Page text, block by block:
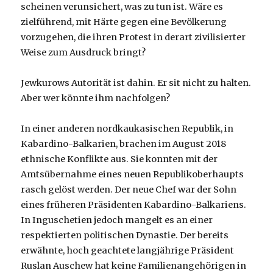
scheinen verunsichert, was zu tun ist. Wäre es
zielführend, mit Härte gegen eine Bevölkerung
vorzugehen, die ihren Protest in derart zivilisierter
Weise zum Ausdruck bringt?
Jewkurows Autorität ist dahin. Er sit nicht zu halten.
Aber wer könnte ihm nachfolgen?
In einer anderen nordkaukasischen Republik, in
Kabardino-Balkarien, brachen im August 2018
ethnische Konflikte aus. Sie konnten mit der
Amtsübernahme eines neuen Republikoberhaupts
rasch gelöst werden. Der neue Chef war der Sohn
eines früheren Präsidenten Kabardino-Balkariens.
In Inguschetien jedoch mangelt es an einer
respektierten politischen Dynastie. Der bereits
erwähnte, hoch geachtete langjährige Präsident
Ruslan Auschew hat keine Familienangehörigen in